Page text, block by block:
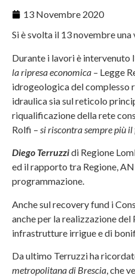
13 Novembre 2020
Si è svolta il 13 novembre
Durante i lavori è intervenuto
la ripresa economica – Legge
idrogeologica del complesso
idraulica sia sul reticolo
riqualificazione della rete
Rolfi – si riscontra sempre più
Diego Terruzzidi Regione
ed il rapporto tra Regione,
programmazione.
Anche sul recovery fund i
anche per la realizzazione
infrastrutture irrigue e di
Da ultimo Terruzzi ha
metropolitana di Brescia, che